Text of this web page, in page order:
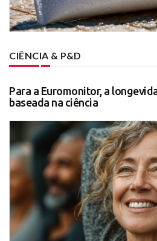
CIÊNCIA & P&D
Para a Euromonitor, a
baseada na ciência